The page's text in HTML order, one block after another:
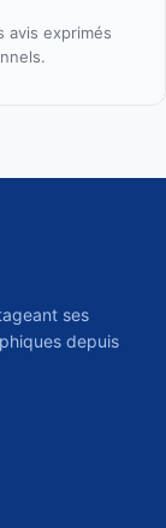
avis exprimés
ses
depuis